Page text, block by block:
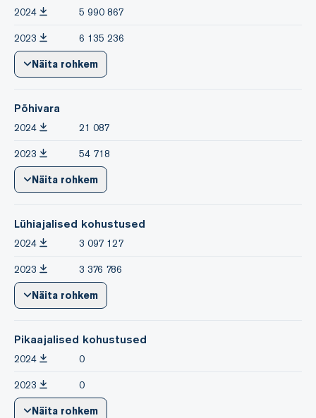
2024 5 990 867
2023 6 135 236
Näita rohkem
Põhivara
2024 21 087
2023 54 718
Näita rohkem
Lühiajalised kohustused
2024 3 097 127
2023 3 376 786
Näita rohkem
Pikaajalised kohustused
2024 0
2023 0
Näita rohkem